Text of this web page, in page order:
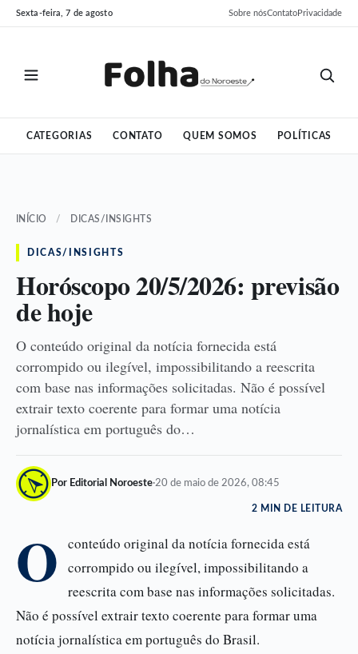
Pular
para
Pular
para
Sexta-feira, 7 de agosto Sobre nósContatoPrivacidade
CATEGORIAS CONTATO QUEM SOMOS POLÍTICAS
INÍCIO / DICAS/INSIGHTS
DICAS/INSIGHTS
Horóscopo 20/5/2026: previsão
de hoje
O conteúdo original da notícia fornecida está
corrompido ou ilegível, impossibilitando a reescrita
com base nas informações solicitadas. Não é possível
extrair texto coerente para formar uma notícia
jornalística em português do…
Por Editorial Noroeste·20 de maio de 2026, 08:45
2 MIN DE LEITURA
O
conteúdo original da notícia fornecida está
corrompido ou ilegível, impossibilitando a
reescrita com base nas informações solicitadas.
Não é possível extrair texto coerente para formar uma
notícia jornalística em português do Brasil.